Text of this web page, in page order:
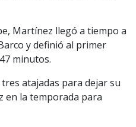
Martínez llegó a tiempo a
y definió al primer
minutos.
atajadas para dejar su
en la temporada para